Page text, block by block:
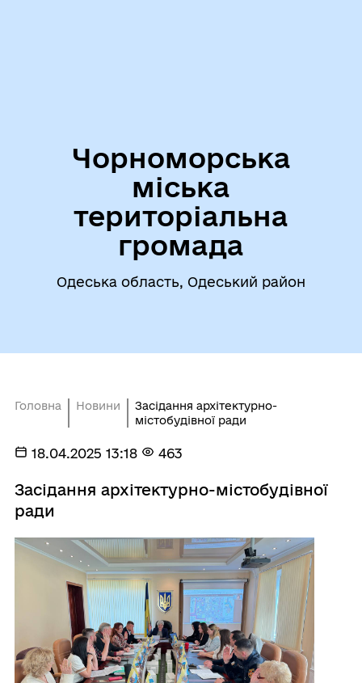
Чорноморська
міська
територіальна
громада
Одеська область, Одеський район
Головна Новини
Засідання архітектурно-
містобудівної ради
18.04.2025 13:18 463
Засідання архітектурно-містобудівної
ради